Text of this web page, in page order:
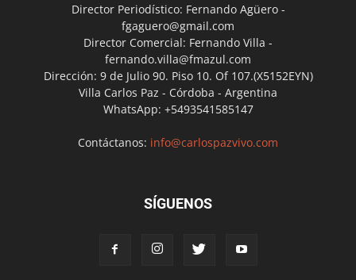
Director Periodístico: Fernando Agüero -
fgaguero@gmail.com
Director Comercial: Fernando Villa -
fernando.villa@fmazul.com
Dirección: 9 de Julio 90. Piso 10. Of 107.(X5152EYN)
Villa Carlos Paz - Córdoba - Argentina
WhatsApp: +5493541585147
Contáctanos: info@carlospazvivo.com
SÍGUENOS